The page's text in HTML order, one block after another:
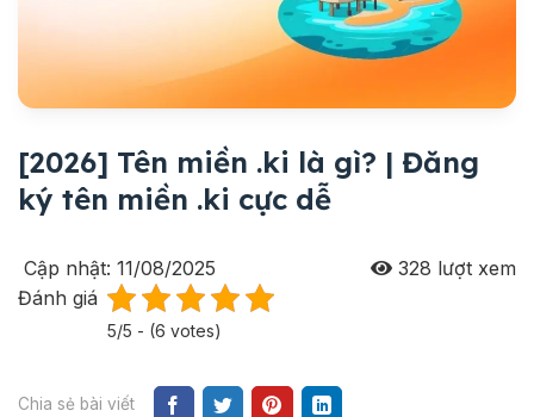
[2026] Tên miền .ki là gì? | Đăng
ký tên miền .ki cực dễ
Cập nhật: 11/08/2025 328 lượt xem
Đánh giá
5/5 - (6 votes)
Chia sẻ bài viết